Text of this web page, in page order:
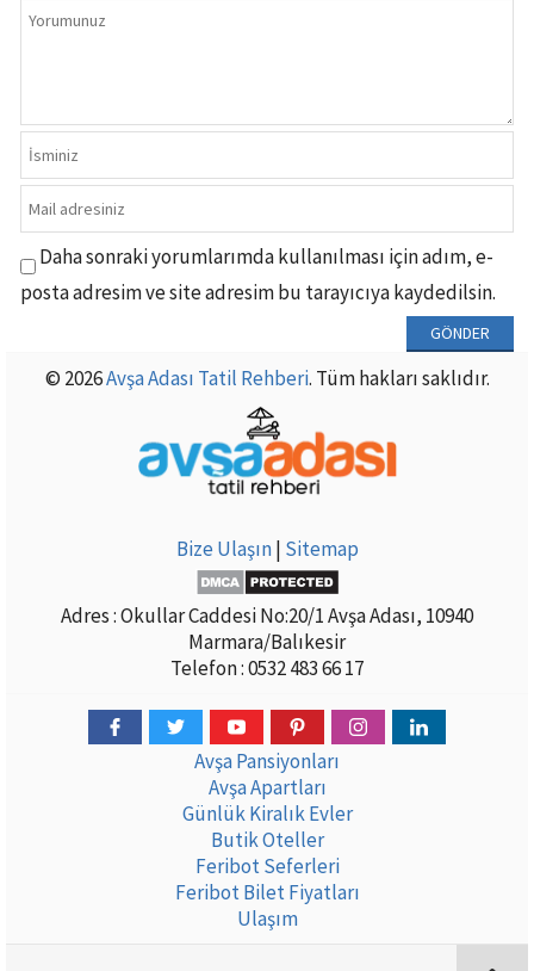
Daha sonraki yorumlarımda kullanılması için adım, e-
posta adresim ve site adresim bu tarayıcıya kaydedilsin.
© 2026Avşa Adası Tatil Rehberi. Tüm hakları saklıdır.
Bize Ulaşın| Sitemap
Adres : Okullar Caddesi No:20/1 Avşa Adası, 10940
Marmara/Balıkesir
Telefon : 0532 483 66 17
Avşa Pansiyonları
Avşa Apartları
Günlük Kiralık Evler
Butik Oteller
Feribot Seferleri
Feribot Bilet Fiyatları
Ulaşım